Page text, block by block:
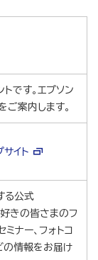
トです。エプソン
ご案内します。
イト
る公式
きの皆さまのフ
ナー、フォトコ
の情報をお届け